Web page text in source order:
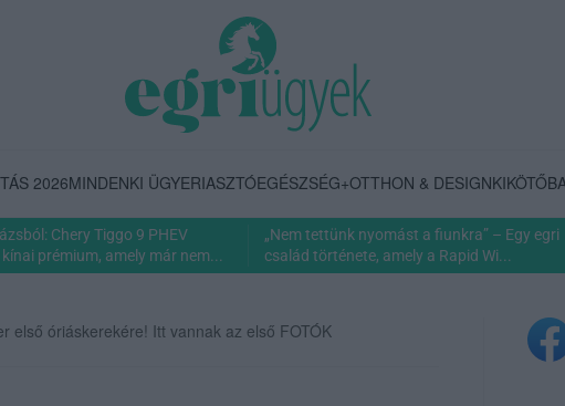
2026MINDENKI ÜGYERIASZTÓEGÉSZSÉG+OTTHON & DESIGNKIKÖTŐ
Chery Tiggo 9 PHEV
prémium, amely már nem...
„Nem tettünk nyomást a fiunkra” – Egy egri
család története, amely a Rapid Wi...
első óriáskerekére! Itt vannak az első FOTÓK